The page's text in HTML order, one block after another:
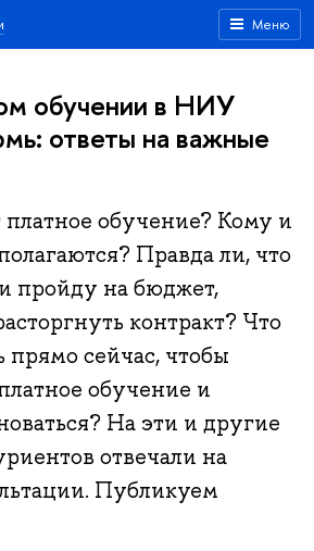
Меню
обучении в НИУ
ответы на важные
платное обучение? Кому и
Правда ли, что
пройду на бюджет,
контракт? Что
прямо сейчас, чтобы
обучение и
На эти и другие
отвечали на
Публикуем